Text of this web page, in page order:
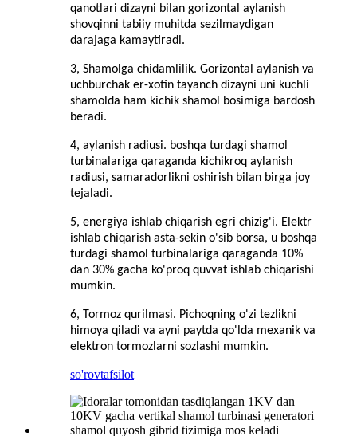
qanotlari dizayni bilan gorizontal aylanish
shovqinni tabiiy muhitda sezilmaydigan
darajaga kamaytiradi.
3, Shamolga chidamlilik. Gorizontal aylanish va
uchburchak er-xotin tayanch dizayni uni kuchli
shamolda ham kichik shamol bosimiga bardosh
beradi.
4, aylanish radiusi. boshqa turdagi shamol
turbinalariga qaraganda kichikroq aylanish
radiusi, samaradorlikni oshirish bilan birga joy
tejaladi.
5, energiya ishlab chiqarish egri chizig'i. Elektr
ishlab chiqarish asta-sekin o'sib borsa, u boshqa
turdagi shamol turbinalariga qaraganda 10%
dan 30% gacha ko'proq quvvat ishlab chiqarishi
mumkin.
6, Tormoz qurilmasi. Pichoqning o'zi tezlikni
himoya qiladi va ayni paytda qo'lda mexanik va
elektron tormozlarni sozlashi mumkin.
so'rovtafsilot